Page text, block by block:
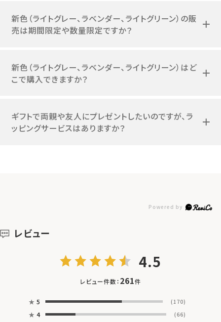
新色（ライトグレー、ラベンダー、ライトグリーン）の販
売は期間限定や数量限定ですか？
新色（ライトグレー、ラベンダー、ライトグリーン）はど
こで購入できますか？
ギフトで両親や友人にプレゼントしたいのですが、ラ
ッピングサービスはありますか？
レビュー
4.5
レビュー件数： 261件
★ 5 (170)
★ 4 (66)